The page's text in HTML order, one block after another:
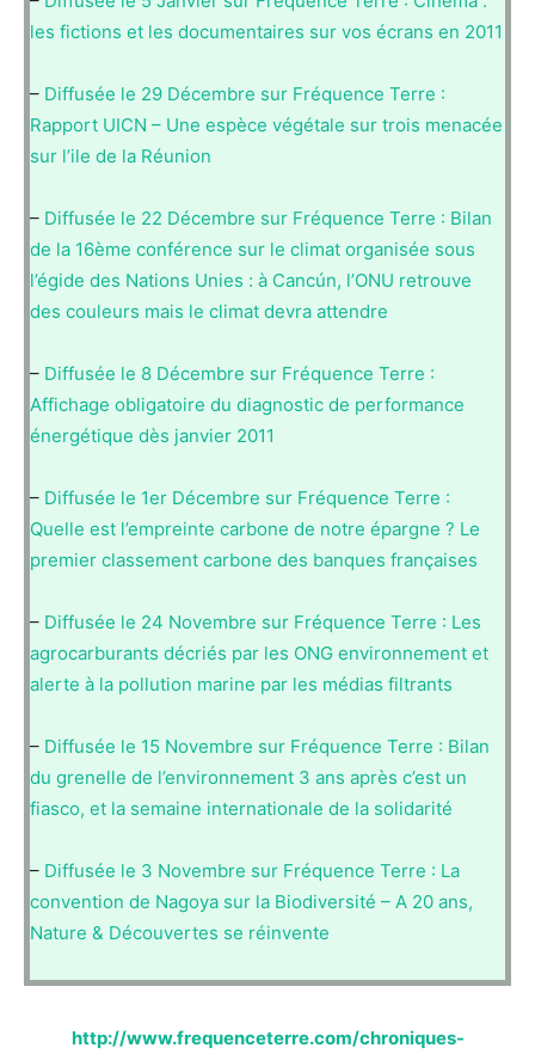
les fictions et les documentaires sur vos écrans en 2011
– Diffusée le 29 Décembre sur Fréquence Terre :
Rapport UICN – Une espèce végétale sur trois menacée
sur l’ile de la Réunion
– Diffusée le 22 Décembre sur Fréquence Terre : Bilan
de la 16ème conférence sur le climat organisée sous
l’égide des Nations Unies : à Cancún, l’ONU retrouve
des couleurs mais le climat devra attendre
– Diffusée le 8 Décembre sur Fréquence Terre :
Affichage obligatoire du diagnostic de performance
énergétique dès janvier 2011
– Diffusée le 1er Décembre sur Fréquence Terre :
Quelle est l’empreinte carbone de notre épargne ? Le
premier classement carbone des banques françaises
– Diffusée le 24 Novembre sur Fréquence Terre : Les
agrocarburants décriés par les ONG environnement et
alerte à la pollution marine par les médias filtrants
– Diffusée le 15 Novembre sur Fréquence Terre : Bilan
du grenelle de l’environnement 3 ans après c’est un
fiasco, et la semaine internationale de la solidarité
– Diffusée le 3 Novembre sur Fréquence Terre : La
convention de Nagoya sur la Biodiversité – A 20 ans,
Nature & Découvertes se réinvente
http://www.frequenceterre.com/chroniques-